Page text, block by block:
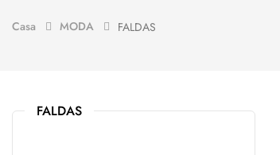
Casa MODA FALDAS
FALDAS